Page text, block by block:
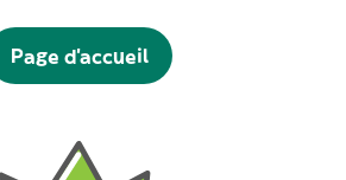
Page d'accueil